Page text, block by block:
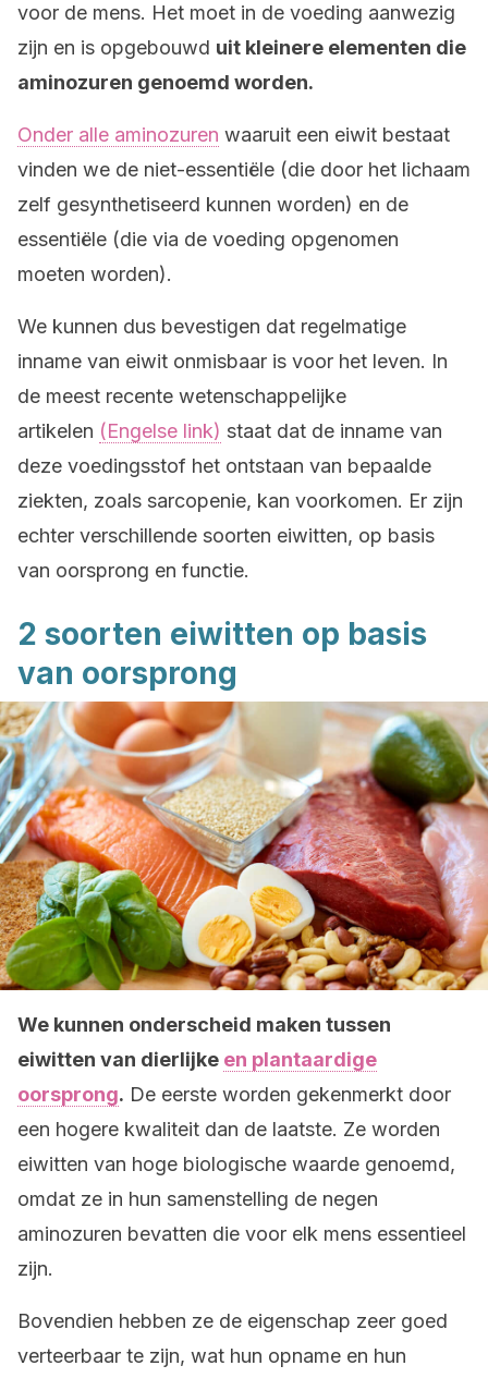
voor de mens. Het moet in de voeding aanwezig
zijn en is opgebouwd uit kleinere elementen die
aminozuren genoemd worden.
Onder alle aminozuren waaruit een eiwit bestaat
vinden we de niet-essentiële (die door het lichaam
zelf gesynthetiseerd kunnen worden) en de
essentiële (die via de voeding opgenomen
moeten worden).
We kunnen dus bevestigen dat regelmatige
inname van eiwit onmisbaar is voor het leven. In
de meest recente wetenschappelijke
artikelen (Engelse link) staat dat de inname van
deze voedingsstof het ontstaan van bepaalde
ziekten, zoals sarcopenie, kan voorkomen. Er zijn
echter verschillende soorten eiwitten, op basis
van oorsprong en functie.
2 soorten eiwitten op basis
van oorsprong
We kunnen onderscheid maken tussen
eiwitten van dierlijke en plantaardige
oorsprong. De eerste worden gekenmerkt door
een hogere kwaliteit dan de laatste. Ze worden
eiwitten van hoge biologische waarde genoemd,
omdat ze in hun samenstelling de negen
aminozuren bevatten die voor elk mens essentieel
zijn.
Bovendien hebben ze de eigenschap zeer goed
verteerbaar te zijn, wat hun opname en hun